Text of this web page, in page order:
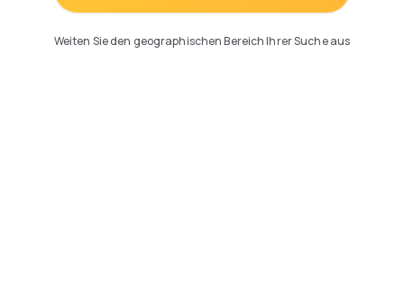
Weiten Sie den geographischen Bereich Ihrer Suche aus